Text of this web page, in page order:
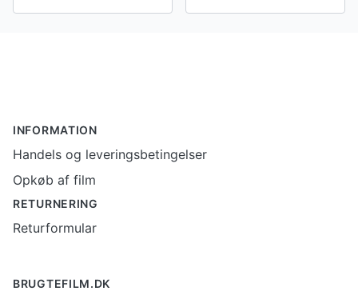
INFORMATION
Handels og leveringsbetingelser
Opkøb af film
RETURNERING
Returformular
BRUGTEFILM.DK